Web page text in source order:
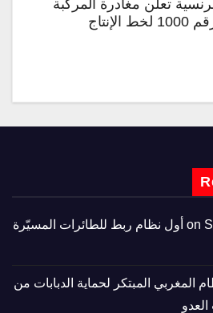
تعلن مغادرة المركبة
Skywire أول نظام ربط للطائرات المسيّرة
المغربي المبتكر لحماية الدبابات من
العدو